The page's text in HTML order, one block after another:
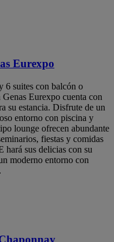
Eurexpo
6 suites con balcón o
Eurexpo cuenta con
su estancia. Disfrute de un
entorno con piscina y
lounge ofrecen abundante
fiestas y comidas
hará sus delicias con su
moderno entorno con